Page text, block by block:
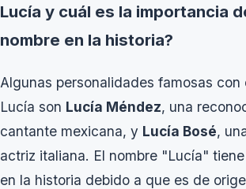
Lucía y cuál es la importancia
nombre en la historia?
Algunas personalidades famosas con
Lucía son Lucía Méndez, una
cantante mexicana, y Lucía Bosé,
actriz italiana. El nombre "Lucía"
en la historia debido a que es de